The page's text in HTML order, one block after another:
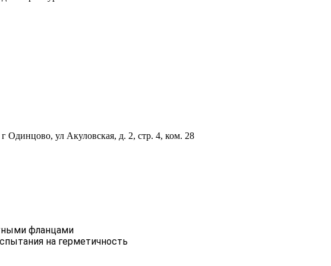
Одинцово, ул Акуловская, д. 2, стр. 4, ком. 28
фланцами
на герметичность